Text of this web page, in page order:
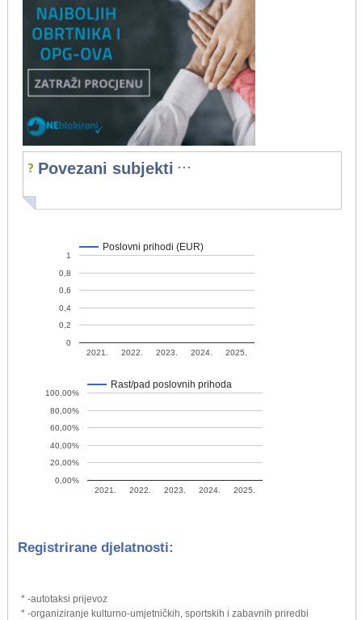
Povezani subjekti ...
Poslovni prihodi (EUR)
2021. 2022. 2023. 2024. 2025.
0
0,2
0,4
0,6
0,8
1
Rast/pad poslovnih prihoda
2021. 2022. 2023. 2024. 2025.
0,00%
20,00%
40,00%
60,00%
80,00%
100,00%
Registrirane djelatnosti:
* -autotaksi prijevoz
* -organiziranje kulturno-umjetničkih, sportskih i zabavnih priredbi